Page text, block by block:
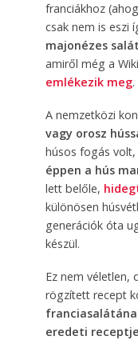
franciákhoz
csak nem is eszi
majonézes
amiről még a
emlékezik meg.
A nemzetközi
vagy orosz
húsos fogás volt,
éppen a hús
lett belőle,
különösen
generációk óta
készül.
Ez nem véletlen,
rögzített recept
eredeti